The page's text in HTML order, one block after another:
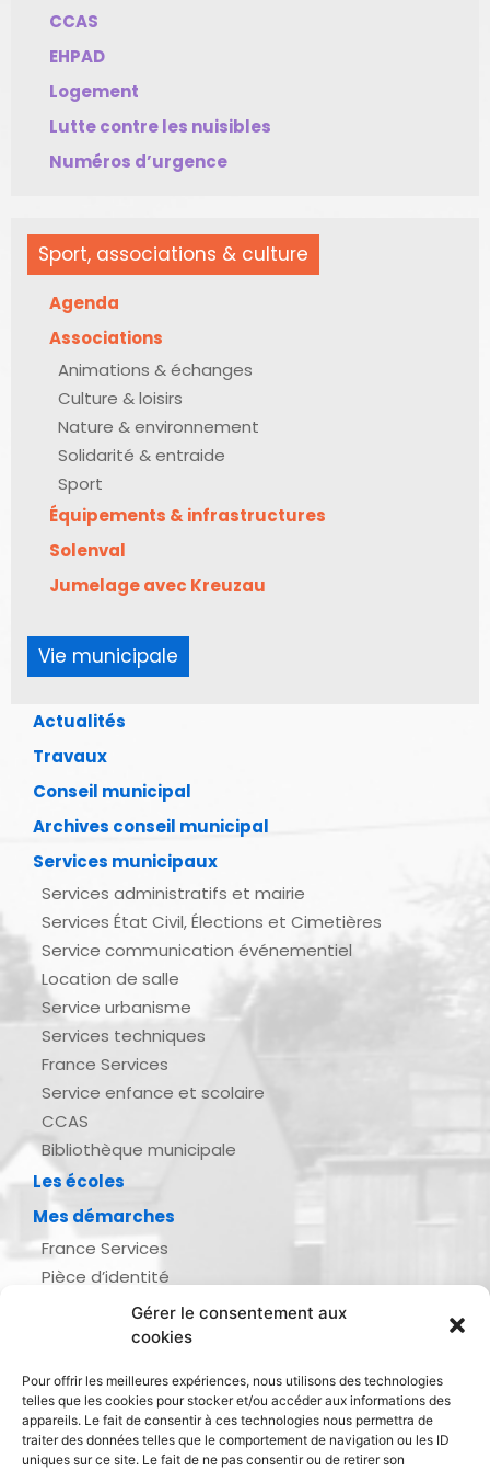
Gérer le consentement aux
cookies
Pour offrir les meilleures expériences, nous utilisons des technologies
telles que les cookies pour stocker et/ou accéder aux informations des
appareils. Le fait de consentir à ces technologies nous permettra de
traiter des données telles que le comportement de navigation ou les ID
uniques sur ce site. Le fait de ne pas consentir ou de retirer son
CCAS
EHPAD
Logement
Lutte contre les nuisibles
Numéros d’urgence
Sport, associations & culture
Agenda
Associations
Animations & échanges
Culture & loisirs
Nature & environnement
Solidarité & entraide
Sport
Équipements & infrastructures
Solenval
Jumelage avec Kreuzau
Vie municipale
Actualités
Travaux
Conseil municipal
Archives conseil municipal
Services municipaux
Services administratifs et mairie
Services État Civil, Élections et Cimetières
Service communication événementiel
Location de salle
Service urbanisme
Services techniques
France Services
Service enfance et scolaire
CCAS
Bibliothèque municipale
Les écoles
Mes démarches
France Services
Pièce d’identité
Demande d’actes d’état civil
Inscription listes électorales
Recensement militaire
Le journal de ma ville